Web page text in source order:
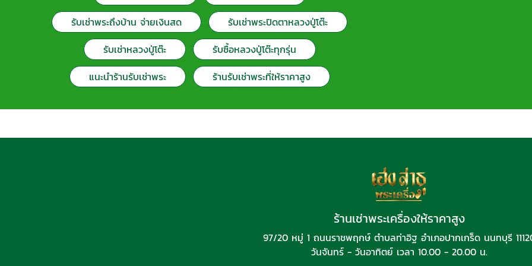
รับเช่าพระถึงบ้าน จ่ายเงินสด
รับเช่าพระปิดตาหลวงปู่โต๊ะ
รับเช่าหลวงปู่โต๊ะ
รับซื้อหลวงปู่โต๊ะทุกรุ่น
แนะนำร้านรับเช่าพระ
ร้านรับเช่าพระที่ให้ราคาสูง
ร้านเช่าพระเครื่องให้ราคาสูง
97/20 หมู่ 1 ถนนราชพฤกษ์ ตำบลท่าอิฐ อำเภอปากเกร็ด นนทบุรี
วันจันทร์ - วันอาทิตย์ เวลา 10.00 - 20.00 น.